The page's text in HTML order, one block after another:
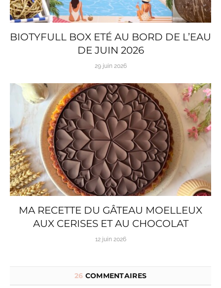
BIOTYFULL BOX ETÉ AU BORD DE L’EAU
DE JUIN 2026
29 juin 2026
MA RECETTE DU GÂTEAU MOELLEUX
AUX CERISES ET AU CHOCOLAT
12 juin 2026
26 COMMENTAIRES